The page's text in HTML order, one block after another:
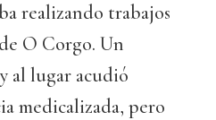
realizando trabajos
O Corgo. Un
al lugar acudió
medicalizada, pero